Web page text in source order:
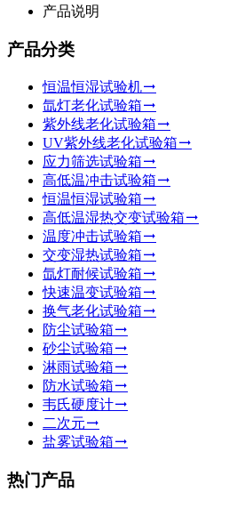
产品说明
产品分类
恒温恒湿试验机
氙灯老化试验箱
紫外线老化试验箱
UV紫外线老化试验箱
应力筛选试验箱
高低温冲击试验箱
恒温恒湿试验箱
高低温湿热交变试验箱
温度冲击试验箱
交变湿热试验箱
氙灯耐候试验箱
快速温变试验箱
换气老化试验箱
防尘试验箱
砂尘试验箱
淋雨试验箱
防水试验箱
韦氏硬度计
二次元
盐雾试验箱
热门产品